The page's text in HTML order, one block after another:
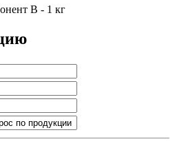
В - 1 кг